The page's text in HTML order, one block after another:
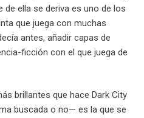
ella se deriva es uno de los
que juega con muchas
antes, añadir capas de
ficción con el que juega de
brillantes que hace Dark City
buscada o no— es la que se